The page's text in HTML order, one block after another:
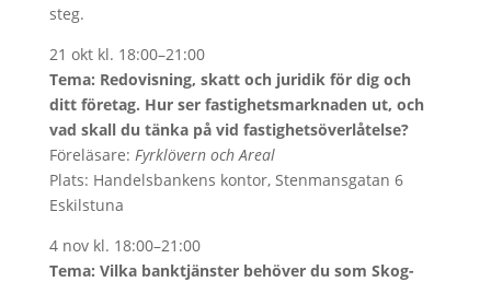
steg.
21 okt kl. 18:00–21:00
Tema: Redovisning, skatt och juridik för dig och
ditt företag. Hur ser fastighetsmarknaden ut, och
vad skall du tänka på vid fastighetsöverlåtelse?
Föreläsare: Fyrklövern och Areal
Plats: Handelsbankens kontor, Stenmansgatan 6
Eskilstuna
4 nov kl. 18:00–21:00
Tema: Vilka banktjänster behöver du som Skog-